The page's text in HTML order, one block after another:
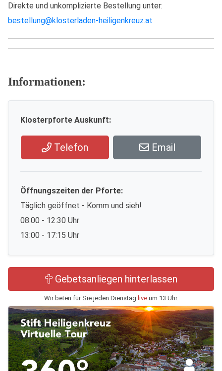
Direkte und unkomplizierte Bestellung unter:
bestellung@klosterladen-heiligenkreuz.at
Informationen:
Klosterpforte Auskunft:
Telefon Email
Öffnungszeiten der Pforte:
Täglich geöffnet - Komm und sieh!
08:00 - 12:30 Uhr
13:00 - 17:15 Uhr
Gebetsanliegen hinterlassen
Wir beten für Sie jeden Dienstag liveum 13 Uhr.